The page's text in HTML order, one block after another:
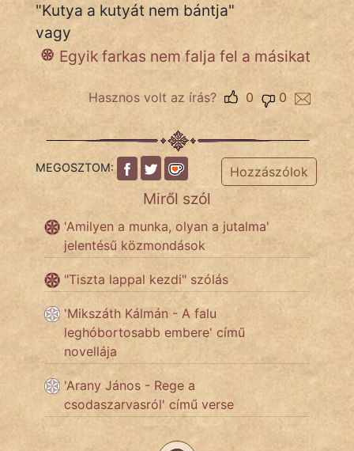
ZENE
FILM
ÉLETMÓD
És
TÖRTÉNELEM
cinege
fantom
Jób Gedeon
Láron Ádám
"Kutya a kutyát nem bántja"
vagy
Egyik farkas nem falja fel a másikat
Hasznos volt az írás? 0
0
MEGOSZTOM: Hozzászólok
Miről szól
'Amilyen a munka, olyan a jutalma'
jelentésű közmondások
"Tiszta lappal kezdi" szólás
'Mikszáth Kálmán - A falu
leghóbortosabb embere' című
novellája
'Arany János - Rege a
csodaszarvasról' című verse